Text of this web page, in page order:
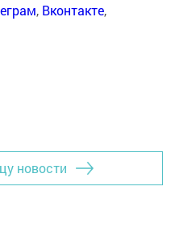
, Вконтакте,
новости